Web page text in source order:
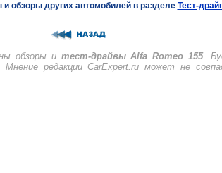
и обзоры других автомобилей в разделе Тест-
обзоры и тест-драйвы Alfa Romeo 155.
редакции CarExpert.ru может не